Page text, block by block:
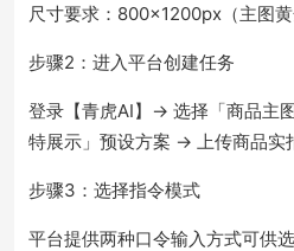
尺寸要求：800×1200px（主图黄
步骤2：进入平台创建任务
登录【青虎AI】→ 选择「商品主
特展示」预设方案 → 上传商品实
步骤3：选择指令模式
平台提供两种口令输入方式可供选